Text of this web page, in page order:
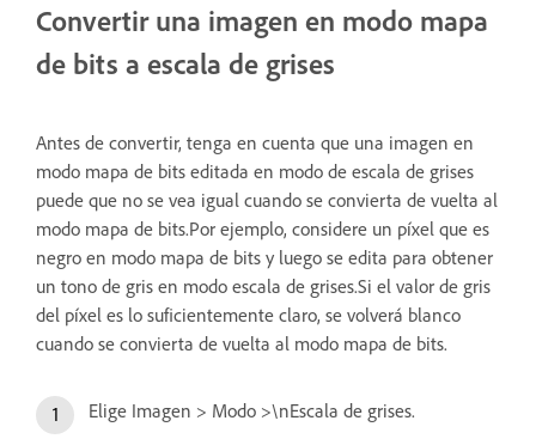
Convertir una imagen en modo mapa
de bits a escala de grises
Antes de convertir, tenga en cuenta que una imagen en
modo mapa de bits editada en modo de escala de grises
puede que no se vea igual cuando se convierta de vuelta al
modo mapa de bits.Por ejemplo, considere un píxel que es
negro en modo mapa de bits y luego se edita para obtener
un tono de gris en modo escala de grises.Si el valor de gris
del píxel es lo suficientemente claro, se volverá blanco
cuando se convierta de vuelta al modo mapa de bits.
Elige Imagen > Modo >\nEscala de grises.